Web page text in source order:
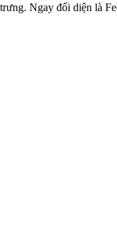
Ngay đối diện là